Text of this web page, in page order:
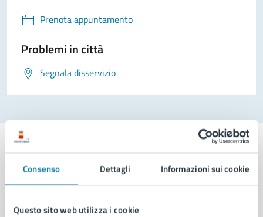
Consenso Dettagli Informazioni sui cookie
Questo sito web utilizza i cookie
Prenota appuntamento
Problemi in città
Segnala disservizio
Comune di Napoli